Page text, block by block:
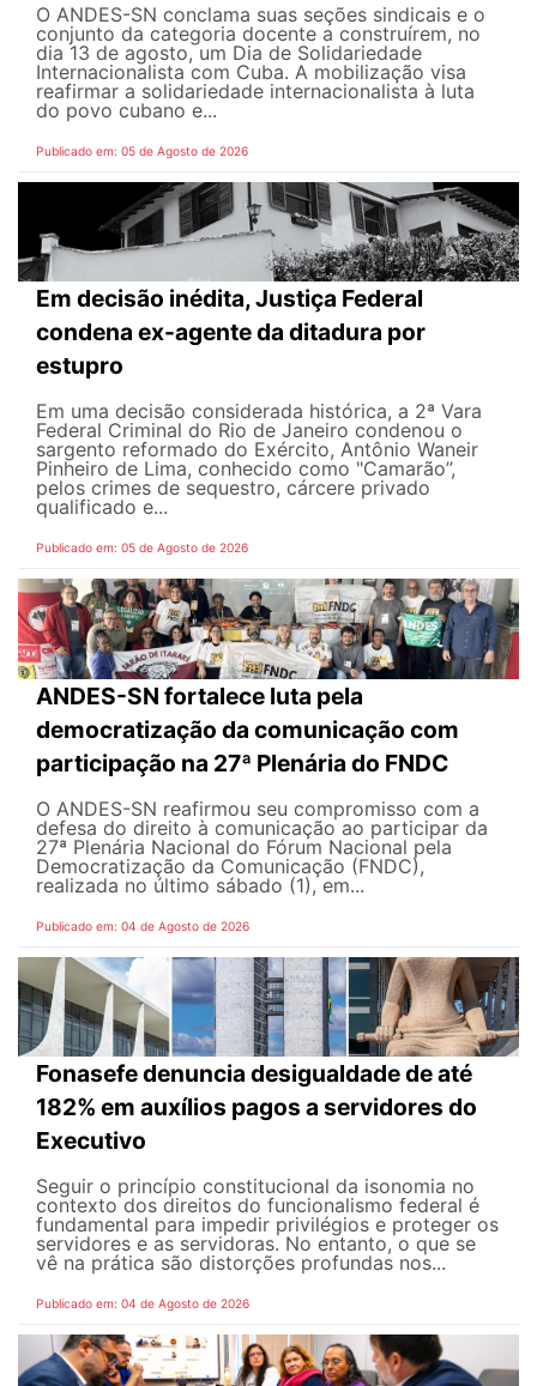
O ANDES-SN conclama suas seções sindicais e o
conjunto da categoria docente a construírem, no
dia 13 de agosto, um Dia de Solidariedade
Internacionalista com Cuba. A mobilização visa
reafirmar a solidariedade internacionalista à luta
do povo cubano e...
Publicado em: 05 de Agosto de 2026
Em decisão inédita, Justiça Federal
condena ex-agente da ditadura por
estupro
Em uma decisão considerada histórica, a 2ª Vara
Federal Criminal do Rio de Janeiro condenou o
sargento reformado do Exército, Antônio Waneir
Pinheiro de Lima, conhecido como "Camarão”,
pelos crimes de sequestro, cárcere privado
qualificado e...
Publicado em: 05 de Agosto de 2026
ANDES-SN fortalece luta pela
democratização da comunicação com
participação na 27ª Plenária do FNDC
O ANDES-SN reafirmou seu compromisso com a
defesa do direito à comunicação ao participar da
27ª Plenária Nacional do Fórum Nacional pela
Democratização da Comunicação (FNDC),
realizada no último sábado (1), em...
Publicado em: 04 de Agosto de 2026
Fonasefe denuncia desigualdade de até
182% em auxílios pagos a servidores do
Executivo
Seguir o princípio constitucional da isonomia no
contexto dos direitos do funcionalismo federal é
fundamental para impedir privilégios e proteger os
servidores e as servidoras. No entanto, o que se
vê na prática são distorções profundas nos...
Publicado em: 04 de Agosto de 2026